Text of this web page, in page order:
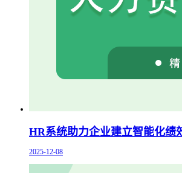
HR系统助力企业建立智能化绩
2025-12-08